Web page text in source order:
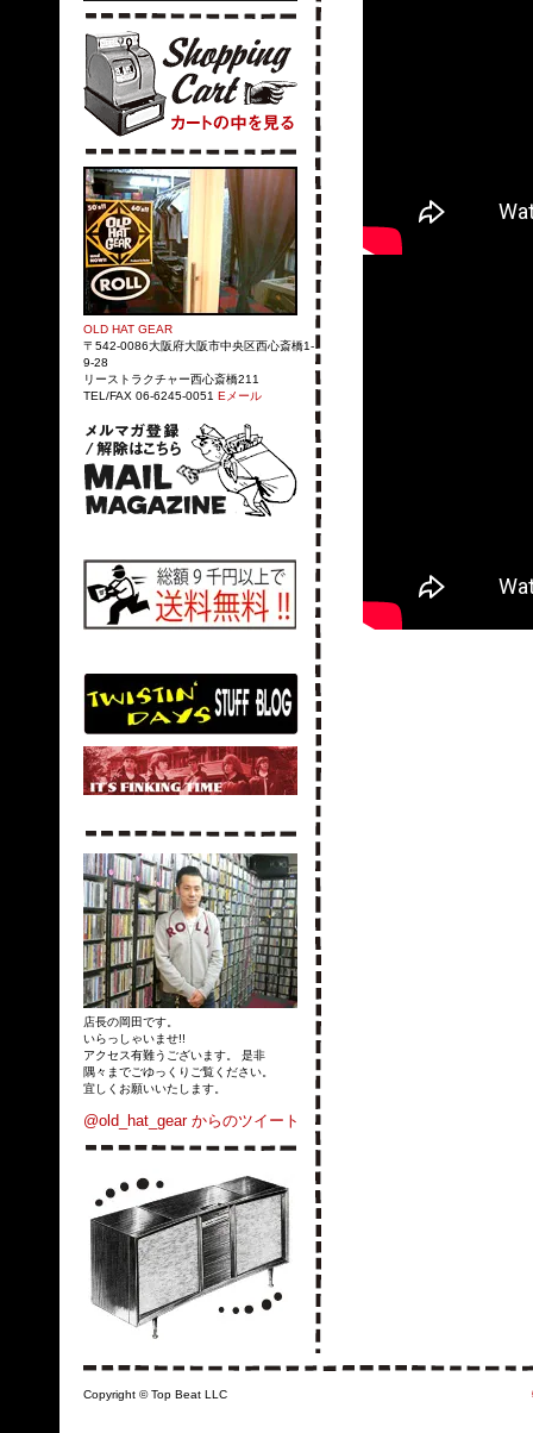
OLD HAT GEAR
〒542-0086大阪府大阪市中央区西心斎橋1-
9-28
リーストラクチャー西心斎橋211
TEL/FAX 06-6245-0051 Eメール
店長の岡田です。
いらっしゃいませ!!
アクセス有難うございます。 是非
隅々までごゆっくりご覧ください。
宜しくお願いいたします。
@old_hat_gear からのツイート
Copyright © Top Beat LLC